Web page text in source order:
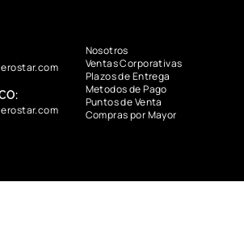
Nosotros
Ventas Corporativas
Plazos de Entrega
Metodos de Pago
Puntos de Venta
Compras por Mayor